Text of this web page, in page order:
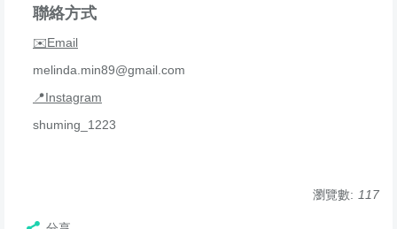
聯絡方式
✉️Email
melinda.min89@gmail.com
📍Instagram
shuming_1223
瀏覽數: 117